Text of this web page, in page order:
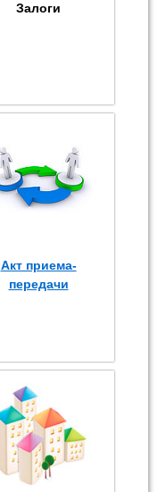
Залоги
Акт приема-
передачи